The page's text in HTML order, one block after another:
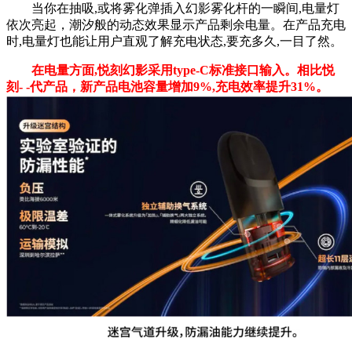
当你在抽吸,或将雾化弹插入幻影雾化杆的一瞬间,电量灯
依次亮起，潮汐般的动态效果显示产品剩余电量。在产品充电
时,电量灯也能让用户直观了解充电状态,要充多久,一目了然。
在电量方面,悦刻幻影采用type-C标准接口输入。相比悦
刻- -代产品，新产品电池容量增加9%,充电效率提升31%。